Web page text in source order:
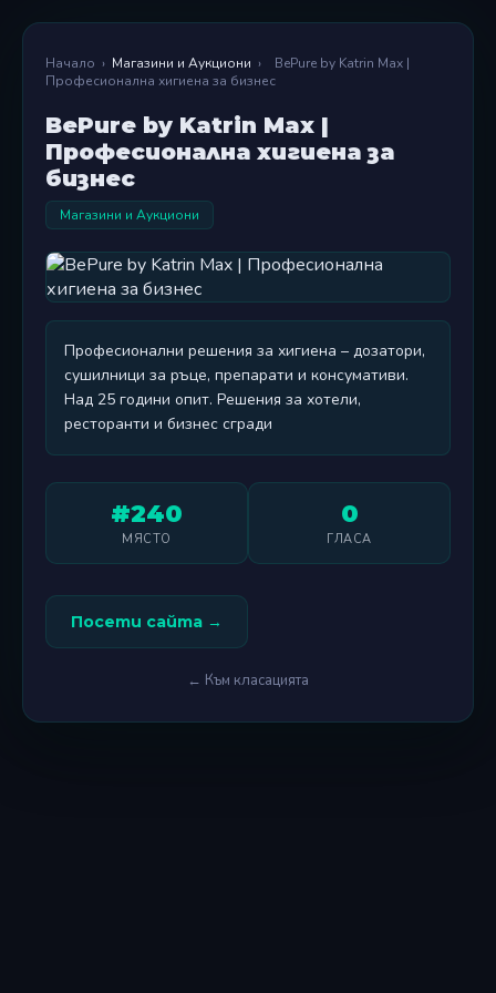
Начало › Магазини и Аукциони ›
BePure by Katrin Max |
Професионална хигиена за бизнес
BePure by Katrin Max |
Професионална хигиена за
бизнес
Магазини и Аукциони
Професионални решения за хигиена – дозатори,
сушилници за ръце, препарати и консумативи.
Над 25 години опит. Решения за хотели,
ресторанти и бизнес сгради
#240
МЯСТО
0
ГЛАСА
Посети сайта →
← Към класацията